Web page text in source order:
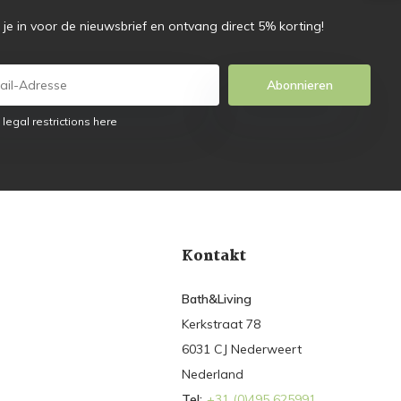
je in voor de nieuwsbrief en ontvang direct 5% korting!
Abonnieren
legal restrictions here
Kontakt
Bath&Living
Kerkstraat 78
6031 CJ Nederweert
Nederland